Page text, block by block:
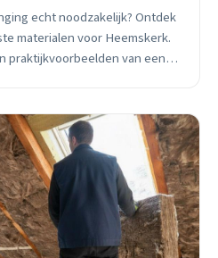
echt noodzakelijk? Ontdek
materialen voor Heemskerk.
praktijkvoorbeelden van een